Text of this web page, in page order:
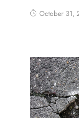
October 31,